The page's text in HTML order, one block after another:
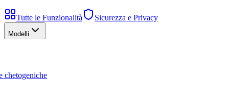
Tutte le Funzionalità Sicurezza e Privacy
Modelli
chetogeniche